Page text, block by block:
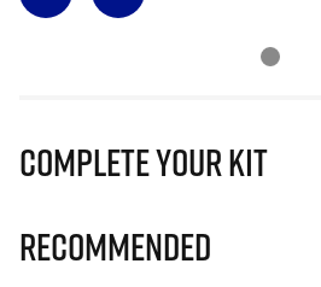
Complete Your Kit
Recommended